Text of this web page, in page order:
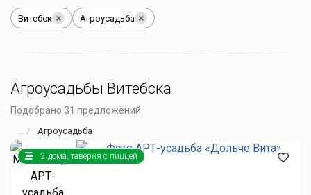
Витебск Агроусадьба
Агроусадьбы Витебска
Подобрано 31 предложений
Агроусадьба
2 дома, таверня с пиццей